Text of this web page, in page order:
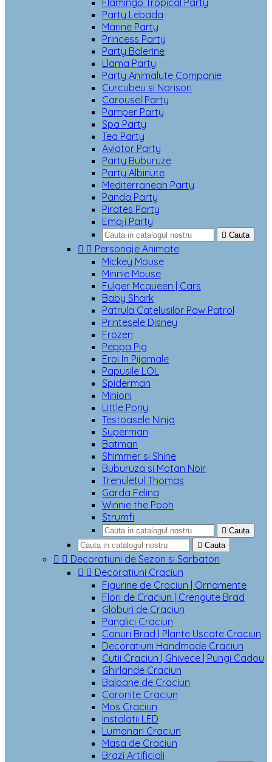
Flamingo Tropical Party
Party Lebada
Marine Party
Princess Party
Party Balerine
Llama Party
Party Animalute Companie
Curcubeu si Norisori
Carousel Party
Pamper Party
Spa Party
Tea Party
Aviator Party
Party Buburuze
Party Albinute
Mediterranean Party
Panda Party
Pirates Party
Emoji Party
 Cauta
  Personaje Animate
Mickey Mouse
Minnie Mouse
Fulger Mcqueen | Cars
Baby Shark
Patrula Catelusilor Paw Patrol
Printesele Disney
Frozen
Peppa Pig
Eroi In Pijamale
Papusile LOL
Spiderman
Minioni
Little Pony
Testoasele Ninja
Superman
Batman
Shimmer si Shine
Buburuza si Motan Noir
Trenuletul Thomas
Garda Felina
Winnie the Pooh
Strumfi
 Cauta
 Cauta
  Decoratiuni de Sezon si Sarbatori
  Decoratiuni Craciun
Figurine de Craciun | Ornamente
Flori de Craciun | Crengute Brad
Globuri de Craciun
Panglici Craciun
Conuri Brad | Plante Uscate Craciun
Decoratiuni Handmade Craciun
Cutii Craciun | Ghivece | Pungi Cadou
Ghirlande Craciun
Baloane de Craciun
Coronite Craciun
Mos Craciun
Instalatii LED
Lumanari Craciun
Masa de Craciun
Brazi Artificiali